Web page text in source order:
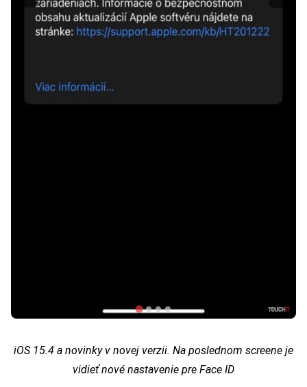
iOS 15.4 a novinky v novej verzii. Na poslednom screene je
vidieť nové nastavenie pre Face ID